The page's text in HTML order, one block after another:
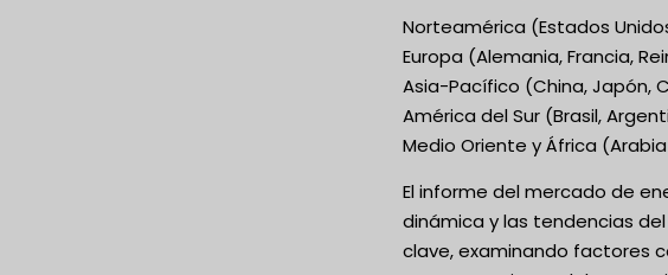
Norteamérica (Estados
Europa (Alemania, Francia,
Asia-Pacífico (China, Japón,
América del Sur (Brasil,
Medio Oriente y África
El informe del mercado de
dinámica y las tendencias
clave, examinando factores